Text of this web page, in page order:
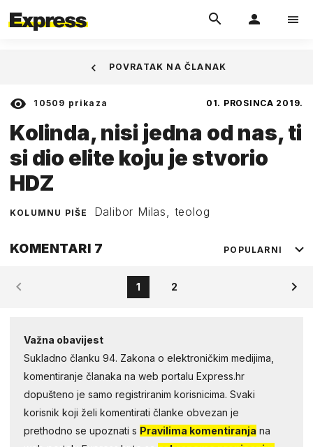
10509 prikaza 01. PROSINCA 2019.
Kolinda, nisi jedna od nas, ti
si dio elite koju je stvorio
HDZ
KOLUMNU PIŠE Dalibor Milas, teolog
POVRATAK NA ČLANAK
KOMENTARI 7 POPULARNI
1 2
Važna obavijest
Sukladno članku 94. Zakona o elektroničkim medijima,
komentiranje članaka na web portalu Express.hr
dopušteno je samo registriranim korisnicima. Svaki
korisnik koji želi komentirati članke obvezan je
prethodno se upoznati s Pravilima komentiranja na